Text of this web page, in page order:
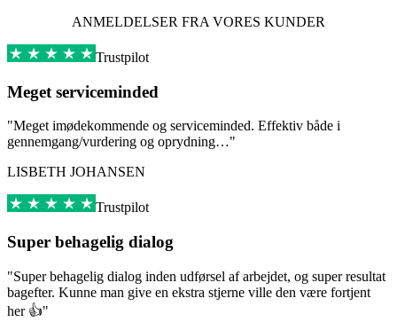
ANMELDELSER FRA VORES KUNDER
Trustpilot
Meget serviceminded
"Meget imødekommende og serviceminded. Effektiv både i
gennemgang/vurdering og oprydning…"
LISBETH JOHANSEN
Trustpilot
Super behagelig dialog
"Super behagelig dialog inden udførsel af arbejdet, og super resultat
bagefter. Kunne man give en ekstra stjerne ville den være fortjent
her 👍"